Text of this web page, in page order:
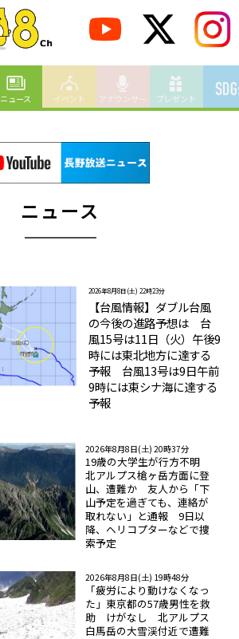
ニュース イベント アナウンサー プレゼント
ニュース
2026年8月8日(土) 22時23分
【台風情報】ダブル台風
の今後の進路予想は 台
風15号は11日（火）午後9
時には東北地方に達する
予報 台風13号は9日午前
9時には東シナ海に達する
予報
2026年8月8日(土) 20時37分
19歳の大学生が行方不明
北アルプス槍ヶ岳方面に登
山、遭難か 友人から「下
山予定を過ぎても、連絡が
取れない」と通報 9日以
降、ヘリコプターなどで捜
索予定
2026年8月8日(土) 19時48分
「疲労により動けなくなっ
た」東京都の57歳男性を救
助 けがなし 北アルプス
白馬岳の大雪渓付近で遭難